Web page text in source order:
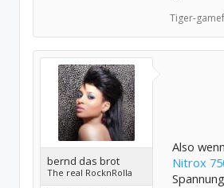
Tiger-
bernd das brot
The real RocknRolla
Also
Nitrox